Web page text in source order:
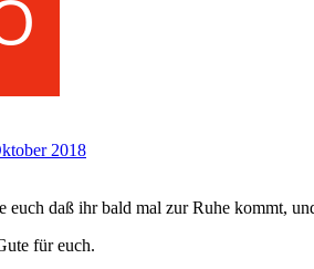
2018
euch daß ihr bald mal zur Ruhe kommt,
für euch.